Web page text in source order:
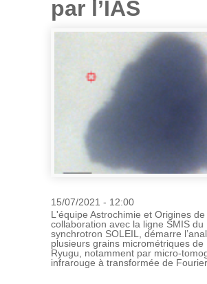
par l’IAS
15/07/2021 - 12:00
L'équipe Astrochimie et Origines de
collaboration avec la ligne SMIS du
synchrotron SOLEIL, démarre
plusieurs grains micrométriques de
Ryugu, notamment par micro-
infrarouge à transformée de